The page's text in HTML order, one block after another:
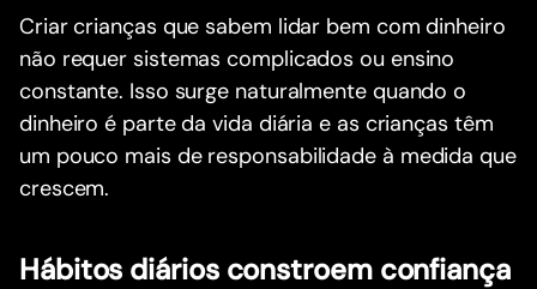
Criar crianças que sabem lidar bem com dinheiro
não requer sistemas complicados ou ensino
constante. Isso surge naturalmente quando o
dinheiro é parte da vida diária e as crianças têm
um pouco mais de responsabilidade à medida que
crescem.
Hábitos diários constroem confiança